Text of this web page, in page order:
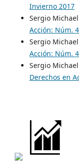
Invierno 2017
Sergio
Acción: Núm.
Sergio
Acción: Núm.
Sergio
Derechos en